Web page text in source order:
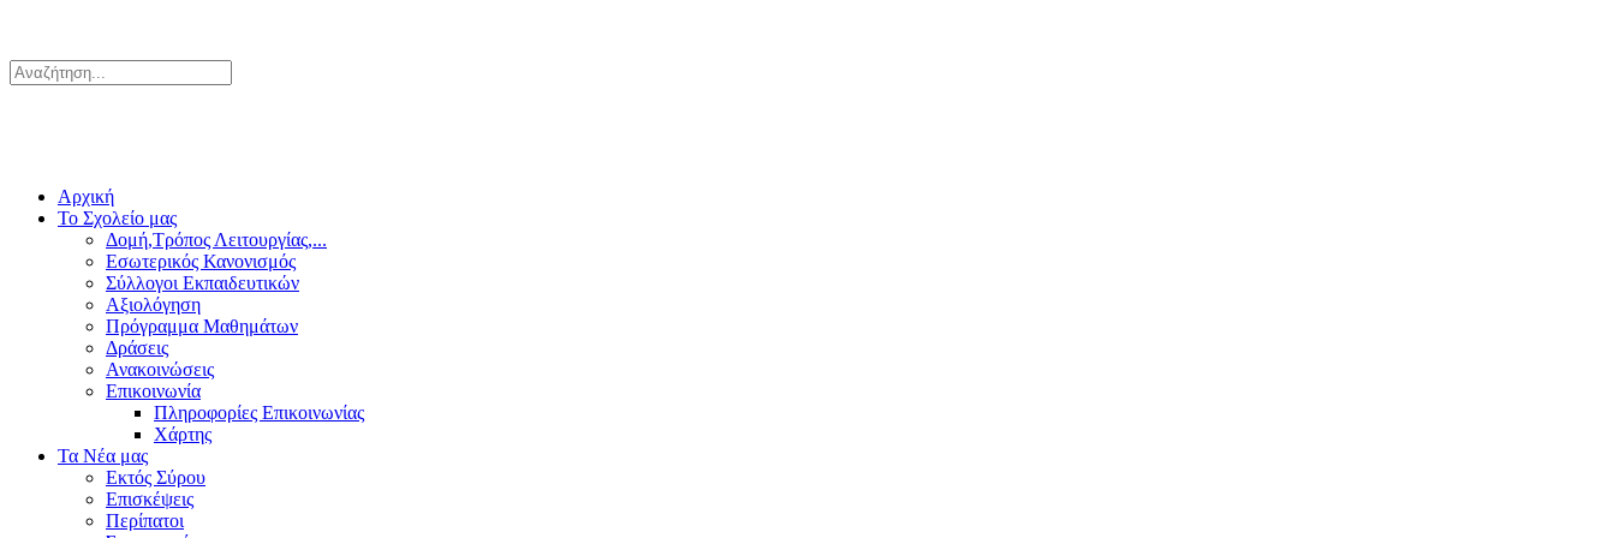
Αρχική
Το Σχολείο μας
Δομή,Τρόπος Λειτουργίας,...
Εσωτερικός Κανονισμός
Σύλλογοι Εκπαιδευτικών
Αξιολόγηση
Πρόγραμμα Μαθημάτων
Δράσεις
Ανακοινώσεις
Επικοινωνία
Πληροφορίες Επικοινωνίας
Χάρτης
Τα Νέα μας
Εκτός Σύρου
Επισκέψεις
Περίπατοι